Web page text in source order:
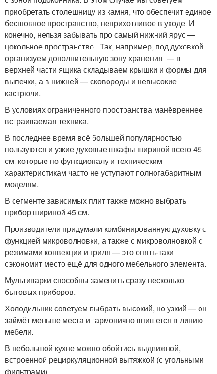
приобретать столешницу из камня, что обеспечит единое
бесшовное пространство, неприхотливое в уходе. И
конечно, нельзя забывать про самый нижний ярус —
цокольное пространство . Так, например, под духовкой
организуем дополнительную зону хранения — в
верхней части ящика складываем крышки и формы для
выпечки, а в нижней — сковороды и невысокие
кастрюли.
В условиях ограниченного пространства манёвреннее
встраиваемая техника.
В последнее время всё большей популярностью
пользуются и узкие духовые шкафы шириной всего 45
см, которые по функционалу и техническим
характеристикам часто не уступают полногабаритным
моделям.
В сегменте зависимых плит также можно выбрать
прибор шириной 45 см.
Производители придумали комбинированную духовку с
функцией микроволновки, а также с микроволновкой с
режимами конвекции и гриля — это опять-таки
сэкономит место ещё для одного мебельного элемента.
Мультиварки способны заменить сразу несколько
бытовых приборов.
Холодильник советуем выбрать высокий, но узкий — он
займёт меньше места и гармонично впишется в линию
мебели.
В небольшой кухне можно обойтись выдвижной,
встроенной рециркуляционной вытяжкой (с угольными
фильтрами).